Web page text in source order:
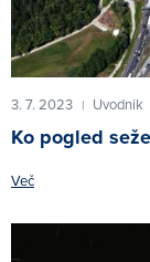
3. 7. 2023 | Uvodnik
Ko pogled
Več